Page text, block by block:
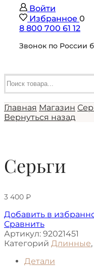
Войти
Избранное 0
8 800 700 61 12
Звонок по России
Главная Магазин
Вернуться назад
Серьги
3 400 ₽
Добавить в
Сравнить
Артикул: 92021451
Категорий Длинные,
Детали